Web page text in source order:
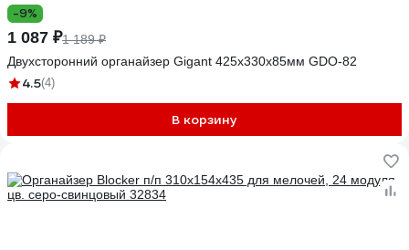
-9%
1 087 ₽1 189 ₽
Двухсторонний органайзер Gigant 425x330x85мм GDO-82
4.5(4)
В корзину